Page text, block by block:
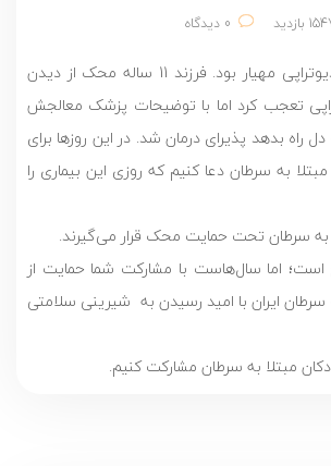
بازدید 0 دیدگاه
امروز اولین جلسه رادیوتراپی مهیار بود. فرزند 11 ساله محک از دیدن
تعجب کرد اما با توضیحات پزشک معالجش
راه بدهد پذیرای درمان شد. در این روزها برای
به سرطان دعا کنیم که روزی این بیماری را
اما سال‌هاست با مشارکت شما حمایت از
سرطان ایران با امید رسیدن به شیرینی سلامتی
مبتلا به سرطان مشارکت کنیم.